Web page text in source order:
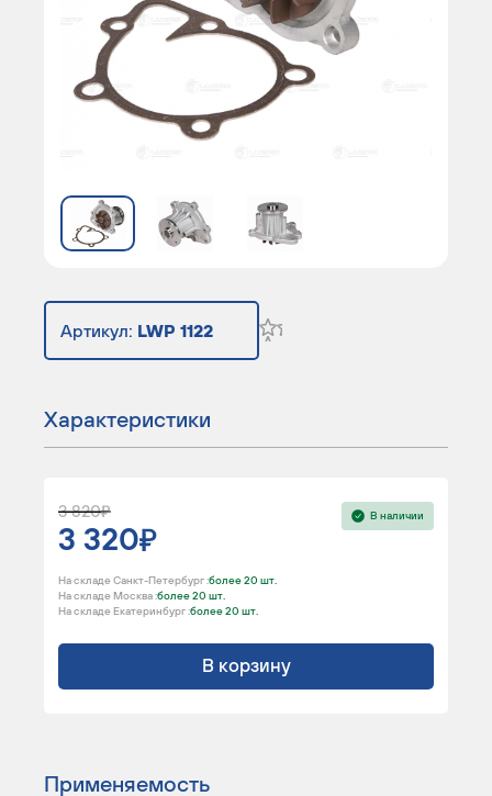
Артикул: LWP 1122
Характеристики
3 820
3 320
В наличии
На складе Санкт-Петербург :более 20 шт.
На складе Москва :более 20 шт.
На складе Екатеринбург :более 20 шт.
В корзину
Применяемость